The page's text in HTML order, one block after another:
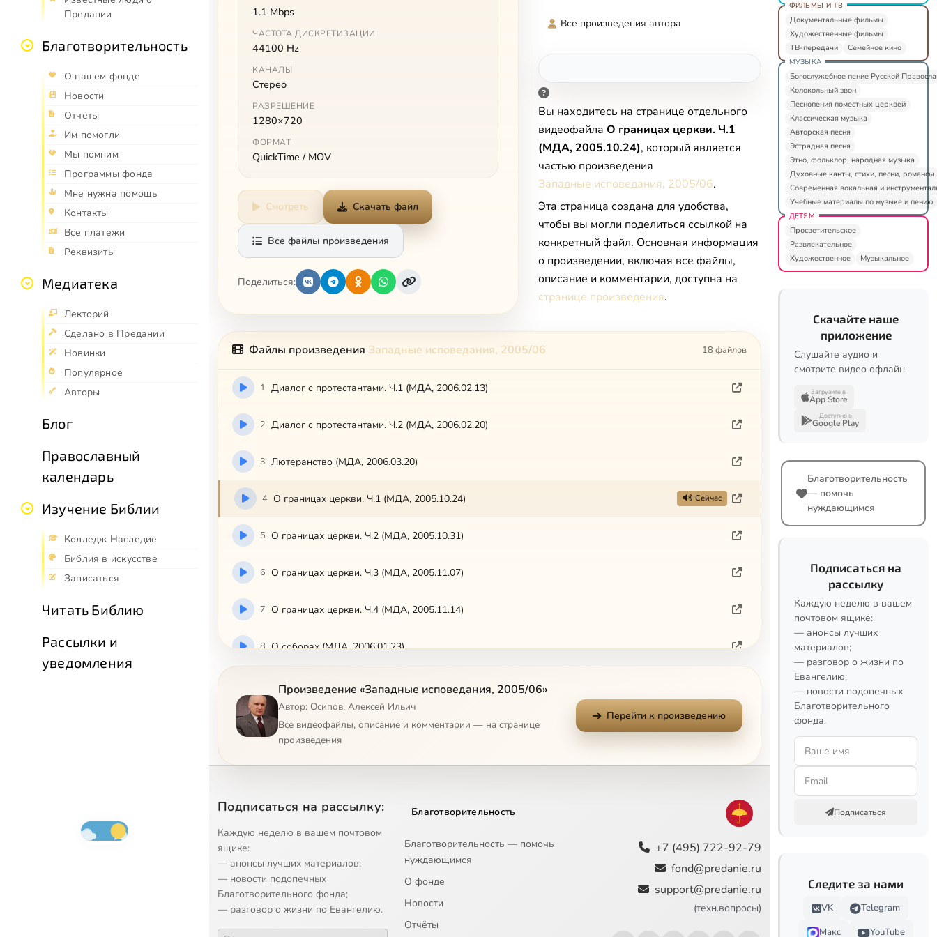
Предании
Благотворительность
О нашем фонде
Новости
Отчёты
Им помогли
Мы помним
Программы фонда
Мне нужна помощь
Контакты
Все платежи
Реквизиты
Медиатека
Лекторий
Сделано в Предании
Новинки
Популярное
Авторы
Блог
Православный
календарь
Изучение Библии
Колледж Наследие
Библия в искусстве
Записаться
Читать Библию
Рассылки и
уведомления
1.1 Mbps
ЧАСТОТА ДИСКРЕТИЗАЦИИ
44100 Hz
КАНАЛЫ
Стерео
РАЗРЕШЕНИЕ
1280×720
ФОРМАТ
QuickTime / MOV
Смотреть Скачать файл
Все файлы произведения
Поделиться:
Все произведения автора
Вы находитесь на странице отдельного
видеофайла О границах церкви. Ч.1
(МДА, 2005.10.24), который является
частью произведения
Западные исповедания, 2005/06.
Эта страница создана для удобства,
чтобы вы могли поделиться ссылкой на
конкретный файл. Основная информация
о произведении, включая все файлы,
описание и комментарии, доступна на
странице произведения.
Файлы произведения Западные исповедания, 2005/06 18 файлов
1 Диалог с протестантами. Ч.1 (МДА, 2006.02.13)
2 Диалог с протестантами. Ч.2 (МДА, 2006.02.20)
3 Лютеранство (МДА, 2006.03.20)
4 О границах церкви. Ч.1 (МДА, 2005.10.24) Сейчас
5 О границах церкви. Ч.2 (МДА, 2005.10.31)
6 О границах церкви. Ч.3 (МДА, 2005.11.07)
7 О границах церкви. Ч.4 (МДА, 2005.11.14)
8 О соборах (МДА, 2006.01.23)
Обзор тем курса (МДА, 2005.09.12)
10 Об экуменизме (МДА, 2006.04.10)
13 Природа католицизма (МДА, 2005.09.26)
14 Протестантизм (МДА, 2006.02.06)
15 Разница конфессий (МДА, 2006.03.27)
Произведение «Западные исповедания, 2005/06»
Автор: Осипов, Алексей Ильич
Все видеофайлы, описание и комментарии — на странице
произведения
Перейти к произведению
Подписаться на рассылку:
Каждую неделю в вашем почтовом
ящике:
— анонсы лучших материалов;
— новости подопечных
Благотворительного фонда;
— разговор о жизни по Евангелию.
Благотворительность
Благотворительность — помочь
нуждающимся
О фонде
Новости
Отчёты
+7 (495) 722-92-79
fond@predanie.ru
support@predanie.ru
(техн.вопросы)
ФИЛЬМЫ И ТВ
Документальные фильмы
Художественные фильмы
ТВ-передачи
Семейное кино
МУЗЫКА
Богослужебное пение Русской
Колокольный звон
Песнопения поместных церквей
Классическая музыка
Авторская песня
Эстрадная песня
Этно, фольклор, народная музыка
Духовные канты, стихи, песни, романсы
Современная вокальная и
Учебные материалы по музыке и пению
ДЕТЯМ
Просветительское
Развлекательное
Художественное
Музыкальное
Скачайте наше
приложение
Слушайте аудио и
смотрите видео офлайн
Загрузите в
App Store
Доступно в
Google Play
Благотворительность
— помочь
нуждающимся
Подписаться на
рассылку
Каждую неделю в вашем
почтовом ящике:
— анонсы лучших
материалов;
— разговор о жизни по
Евангелию;
— новости подопечных
Благотворительного
фонда.
Подписаться
Следите за нами
VK
Telegram
Макс
YouTube